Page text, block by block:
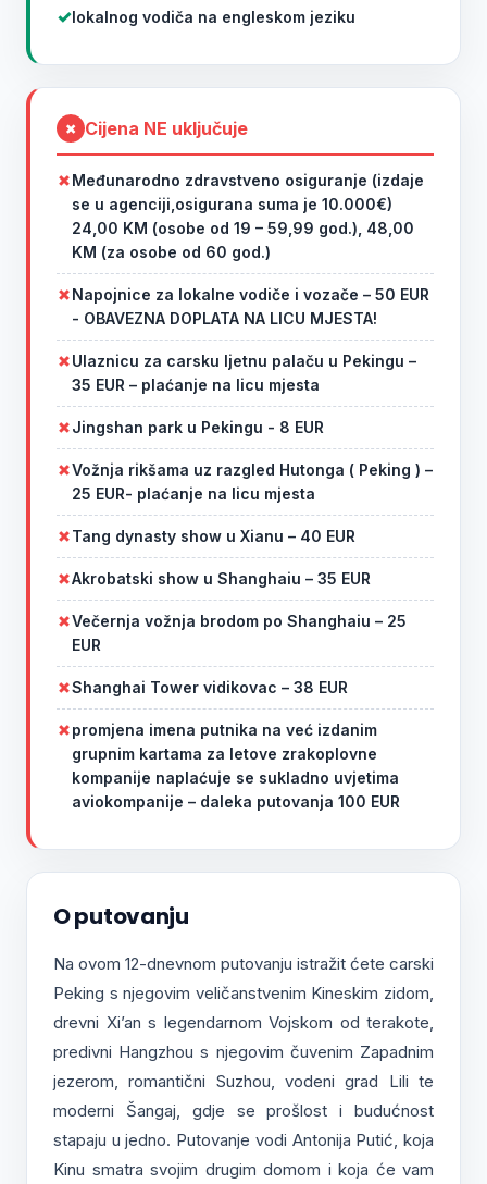
lokalnog vodiča na engleskom jeziku
✗ Cijena NE uključuje
Međunarodno zdravstveno osiguranje (izdaje
se u agenciji,osigurana suma je 10.000€)
24,00 KM (osobe od 19 – 59,99 god.), 48,00
KM (za osobe od 60 god.)
Napojnice za lokalne vodiče i vozače – 50 EUR
- OBAVEZNA DOPLATA NA LICU MJESTA!
Ulaznicu za carsku ljetnu palaču u Pekingu –
35 EUR – plaćanje na licu mjesta
Jingshan park u Pekingu - 8 EUR
Vožnja rikšama uz razgled Hutonga ( Peking ) –
25 EUR- plaćanje na licu mjesta
Tang dynasty show u Xianu – 40 EUR
Akrobatski show u Shanghaiu – 35 EUR
Večernja vožnja brodom po Shanghaiu – 25
EUR
Shanghai Tower vidikovac – 38 EUR
promjena imena putnika na već izdanim
grupnim kartama za letove zrakoplovne
kompanije naplaćuje se sukladno uvjetima
aviokompanije – daleka putovanja 100 EUR
O putovanju
Na ovom 12-dnevnom putovanju istražit ćete carski
Peking s njegovim veličanstvenim Kineskim zidom,
drevni Xi’an s legendarnom Vojskom od terakote,
predivni Hangzhou s njegovim čuvenim Zapadnim
jezerom, romantični Suzhou, vodeni grad Lili te
moderni Šangaj, gdje se prošlost i budućnost
stapaju u jedno. Putovanje vodi Antonija Putić, koja
Kinu smatra svojim drugim domom i koja će vam